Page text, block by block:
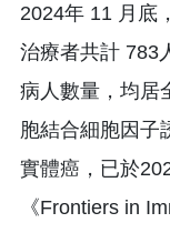
2024年 11 月底
治療者共計 783
病人數量，均居
胞結合細胞因子
實體癌，已於
《Frontiers in